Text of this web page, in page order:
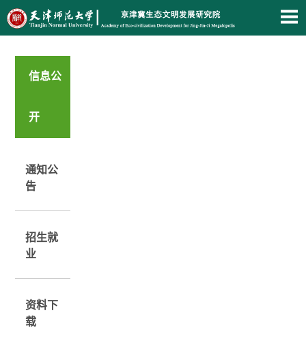
信息公
开
通知公
告
招生就
业
资料下
载